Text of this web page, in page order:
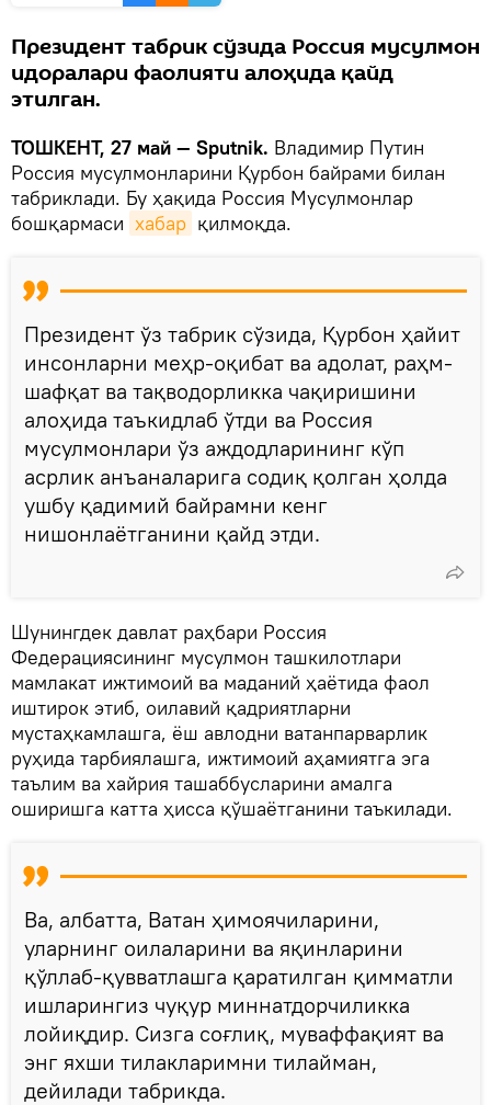
Президент табрик сўзида Россия мусулмон
идоралари фаолияти алоҳида қайд
этилган.
ТОШКЕНТ, 27 май — Sputnik. Владимир Путин
Россия мусулмонларини Қурбон байрами билан
табриклади. Бу ҳақида Россия Мусулмонлар
бошқармаси хабар қилмоқда.
Президент ўз табрик сўзида, Қурбон ҳайит
инсонларни меҳр-оқибат ва адолат, раҳм-
шафқат ва тақводорликка чақиришини
алоҳида таъкидлаб ўтди ва Россия
мусулмонлари ўз аждодларининг кўп
асрлик анъаналарига содиқ қолган ҳолда
ушбу қадимий байрамни кенг
нишонлаётганини қайд этди.
Шунингдек давлат раҳбари Россия
Федерациясининг мусулмон ташкилотлари
мамлакат ижтимоий ва маданий ҳаётида фаол
иштирок этиб, оилавий қадриятларни
мустаҳкамлашга, ёш авлодни ватанпарварлик
руҳида тарбиялашга, ижтимоий аҳамиятга эга
таълим ва хайрия ташаббусларини амалга
оширишга катта ҳисса қўшаётганини таъкилади.
Ва, албатта, Ватан ҳимоячиларини,
уларнинг оилаларини ва яқинларини
қўллаб-қувватлашга қаратилган қимматли
ишларингиз чуқур миннатдорчиликка
лойиқдир. Сизга соғлиқ, муваффақият ва
энг яхши тилакларимни тилайман,
дейилади табрикда.